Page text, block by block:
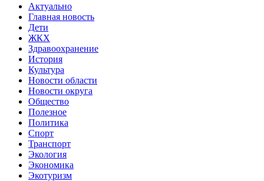
Актуально
Главная новость
Дети
ЖКХ
Здравоохранение
История
Культура
Новости области
Новости округа
Общество
Полезное
Политика
Спорт
Транспорт
Экология
Экономика
Экотуризм